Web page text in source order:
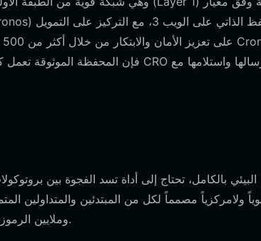
وملايين الرموز، فهي تقدم تجربة سلسة سواء كنت تدير أصولك على هاتفك أو سطح المكتب.